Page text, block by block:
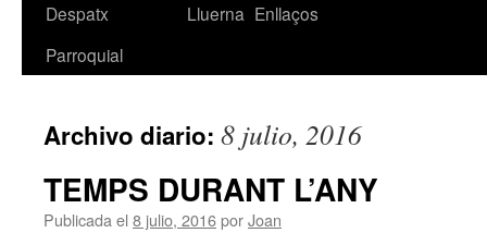
Despatx
Parroquial
Lluerna Enllaços
Archivo diario: 8 julio, 2016
TEMPS DURANT L’ANY
Publicada el 8 julio, 2016porJoan